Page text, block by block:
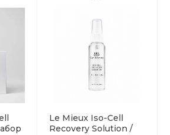
Le Mieux Iso-Cell
Recovery Solution /